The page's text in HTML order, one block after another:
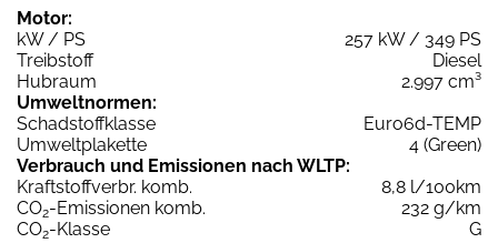
Motor:
kW / PS
257 kW / 349 PS
Treibstoff
Diesel
Hubraum
2.997 cm³
Umweltnormen:
Schadstoffklasse
Euro6d-TEMP
Umweltplakette
4 (Green)
Verbrauch und Emissionen nach WLTP:
Kraftstoffverbr. komb.
8,8 l/100km
CO2-Emissionen komb.
232 g/km
CO2-Klasse
G